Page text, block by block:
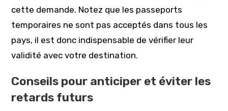
cette demande. Notez que les passeports
temporaires ne sont pas acceptés dans tous les
pays, il est donc indispensable de vérifier leur
validité avec votre destination.
Conseils pour anticiper et éviter les
retards futurs